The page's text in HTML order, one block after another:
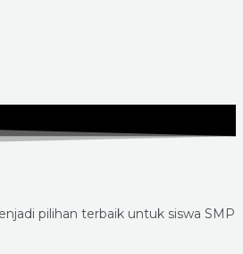
pilihan terbaik untuk siswa SMP